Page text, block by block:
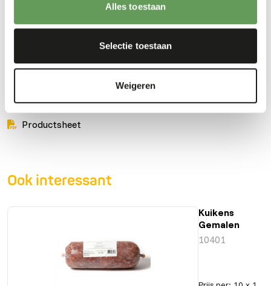
Alles toestaan
Selectie toestaan
Weigeren
Fosfor
Vezelgehalte
0,2%
Energie
(kcal/100 g)
116,3
Productsheet
Ook interessant
Kuikens
Gemalen
10401